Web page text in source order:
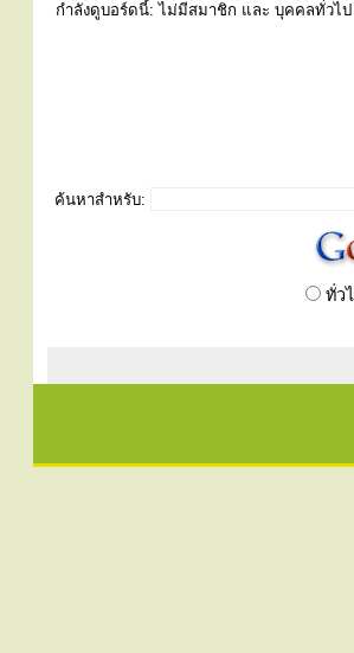
กำลังดูบอร์ดนี้: ไม่มีสมาชิก และ บุคคลทั่วไ
ค้นหาสำหรับ:
ทั่ว